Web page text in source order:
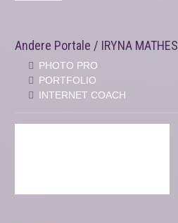
Andere Portale / IRYNA MATHES
PHOTO PRO
PORTFOLIO
INTERNET COACH